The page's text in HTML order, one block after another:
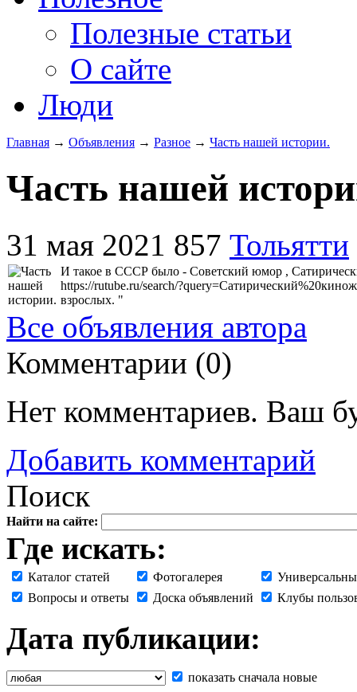
Полезные статьи
О сайте
Люди
Главная → Объявления → Разное → Часть нашей истории.
Часть нашей
31 мая 2021 857 Тольятти
И такое в СССР было - Советский юмор ,
https://rutube.ru/search/
взрослых. "
Все объявления автора
Комментарии (0)
Нет комментариев. Ваш
Добавить комментарий
Поиск
Найти на сайте:
Где искать:
Каталог статей Фотогалерея
Вопросы и ответы
Доска объявлений Клубы
Дата публикации:
показать сначала новые